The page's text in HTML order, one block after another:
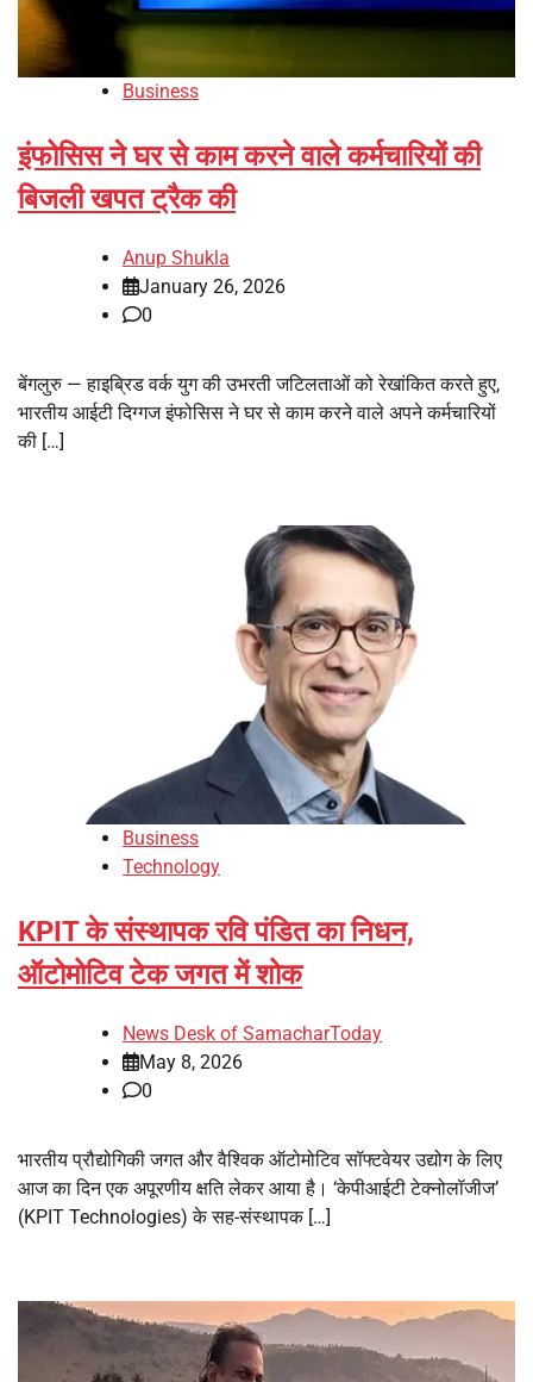
Business
इंफोसिस ने घर से काम करने वाले कर्मचारियों की
बिजली खपत ट्रैक की
Anup Shukla
January 26, 2026
0
बेंगलुरु — हाइब्रिड वर्क युग की उभरती जटिलताओं को रेखांकित करते हुए,
भारतीय आईटी दिग्गज इंफोसिस ने घर से काम करने वाले अपने कर्मचारियों
की […]
Business
Technology
KPIT के संस्थापक रवि पंडित का निधन,
ऑटोमोटिव टेक जगत में शोक
News Desk of SamacharToday
May 8, 2026
0
भारतीय प्रौद्योगिकी जगत और वैश्विक ऑटोमोटिव सॉफ्टवेयर उद्योग के लिए
आज का दिन एक अपूरणीय क्षति लेकर आया है। ‘केपीआईटी टेक्नोलॉजीज’
(KPIT Technologies) के सह-संस्थापक […]